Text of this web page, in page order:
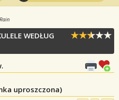
WEDŁUG
uproszczona)